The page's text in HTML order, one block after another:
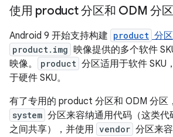
使用 product 分区和 ODM 分区
Android 9 开始支持构建 product 分区
product.img 映像提供的多个软件
映像。
product 分区适用于软件 SKU
于硬件 SKU。
有了专用的 product 分区和 ODM 分区
system 分区来容纳通用代码（这类代
之间共享），并使用 vendor 分区来